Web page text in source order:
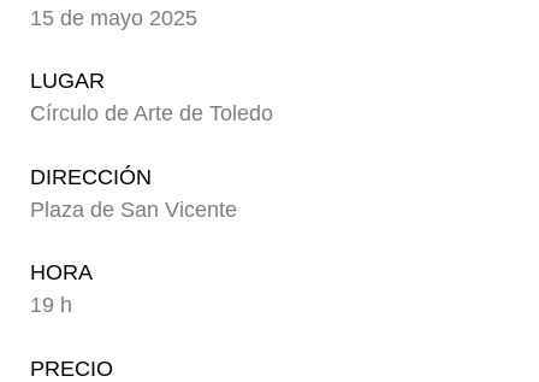
Blog
15 de mayo 2025
LUGAR
Círculo de Arte de Toledo
DIRECCIÓN
Plaza de San Vicente
HORA
19 h
PRECIO